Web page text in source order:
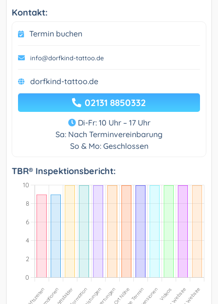
Kontakt:
Termin buchen
info@dorfkind-tattoo.de
dorfkind-tattoo.de
02131 8850332
Di-Fr: 10 Uhr – 17 Uhr
Sa: Nach Terminvereinbarung
So & Mo: Geschlossen
TBR® Inspektionsbericht: